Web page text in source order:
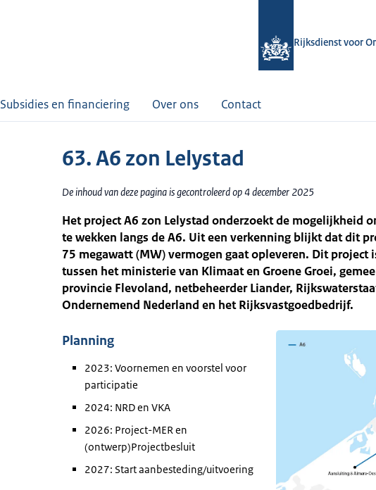
Rijksdienst voor
Subsidies en financiering Over ons Contact
63. A6 zon Lelystad
De inhoud van deze pagina is gecontroleerd op 4 december 2025
Het project A6 zon Lelystad onderzoekt de mogelijkheid
te wekken langs de A6. Uit een verkenning blijkt dat dit
75 megawatt (MW) vermogen gaat opleveren. Dit project
tussen het ministerie van Klimaat en Groene Groei,
provincie Flevoland, netbeheerder Liander,
Ondernemend Nederland en het Rijksvastgoedbedrijf.
Planning
2023: Voornemen en voorstel voor
participatie
2024: NRD en VKA
2026: Project-MER en
(ontwerp)Projectbesluit
2027: Start aanbesteding/uitvoering